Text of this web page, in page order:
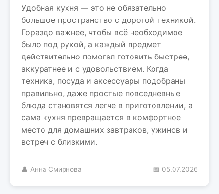
Удобная кухня — это не обязательно
большое пространство с дорогой техникой.
Гораздо важнее, чтобы всё необходимое
было под рукой, а каждый предмет
действительно помогал готовить быстрее,
аккуратнее и с удовольствием. Когда
техника, посуда и аксессуары подобраны
правильно, даже простые повседневные
блюда становятся легче в приготовлении, а
сама кухня превращается в комфортное
место для домашних завтраков, ужинов и
встреч с близкими.
👤 Анна Смирнова 📅 05.07.2026